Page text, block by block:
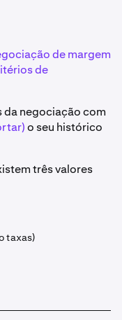
de margem
de
da negociação com
o seu histórico
três valores
taxas)